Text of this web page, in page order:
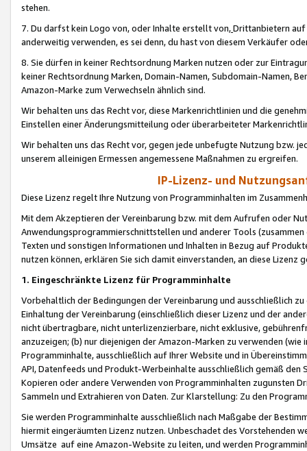
stehen.
7. Du darfst kein Logo von, oder Inhalte erstellt von,Drittanbietern auf
anderweitig verwenden, es sei denn, du hast von diesem Verkäufer
8. Sie dürfen in keiner Rechtsordnung Marken nutzen oder zur
keiner Rechtsordnung Marken, Domain-Namen, Subdomain-Namen,
Amazon-Marke zum Verwechseln ähnlich sind.
Wir behalten uns das Recht vor, diese Markenrichtlinien und die
Einstellen einer Änderungsmitteilung oder überarbeiteter
Wir behalten uns das Recht vor, gegen jede unbefugte Nutzung bzw.
unserem alleinigen Ermessen angemessene Maßnahmen zu ergreifen.
IP-Lizenz- und
Diese Lizenz regelt Ihre Nutzung von Programminhalten im
Mit dem Akzeptieren der Vereinbarung bzw. mit dem Aufrufen oder
Anwendungsprogrammierschnittstellen und anderer Tools (zusammen
Texten und sonstigen Informationen und Inhalten in Bezug auf
nutzen können, erklären Sie sich damit einverstanden, an diese Lizenz
1. Eingeschränkte Lizenz für Programminhalte
Vorbehaltlich der Bedingungen der Vereinbarung und ausschließlich
Einhaltung der Vereinbarung (einschließlich dieser Lizenz und der
nicht übertragbare, nicht unterlizenzierbare, nicht exklusive,
anzuzeigen; (b) nur diejenigen der Amazon-Marken zu verwenden
Programminhalte, ausschließlich auf Ihrer Website und in
API, Datenfeeds und Produkt-Werbeinhalte ausschließlich gemäß
Kopieren oder andere Verwenden von Programminhalten zugunsten
Sammeln und Extrahieren von Daten. Zur Klarstellung: Zu den
Sie werden Programminhalte ausschließlich nach Maßgabe der
hiermit eingeräumten Lizenz nutzen. Unbeschadet des Vorstehenden
Umsätze auf eine Amazon-Website zu leiten, und werden